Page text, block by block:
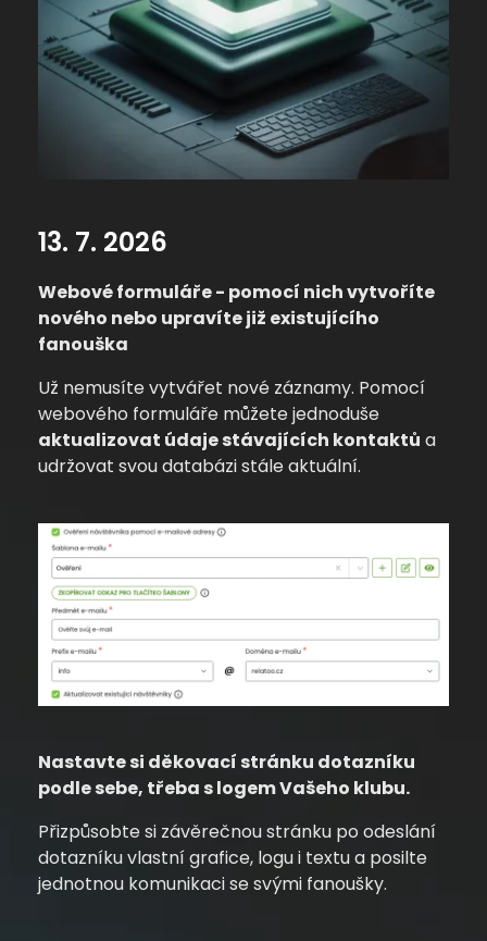
13. 7. 2026
Webové formuláře - pomocí nich vytvoříte
nového nebo upravíte již existujícího
fanouška
Už nemusíte vytvářet nové záznamy. Pomocí
webového formuláře můžete jednoduše
aktualizovat údaje stávajících kontaktů a
udržovat svou databázi stále aktuální.
Nastavte si děkovací stránku dotazníku
podle sebe, třeba s logem Vašeho klubu.
Přizpůsobte si závěrečnou stránku po odeslání
dotazníku vlastní grafice, logu i textu a posilte
jednotnou komunikaci se svými fanoušky.